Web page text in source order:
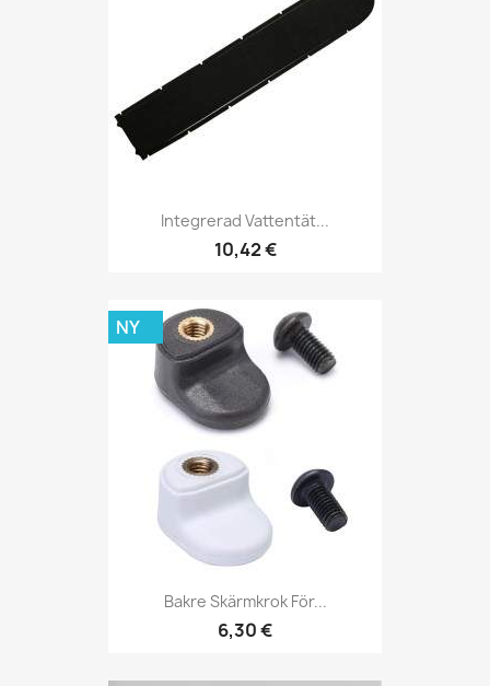
Integrerad Vattentät...
10,42 €
Bakre Skärmkrok För...
6,30 €
NY